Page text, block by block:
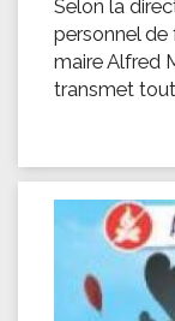
Selon la
personnel de
maire Alfred
transmet